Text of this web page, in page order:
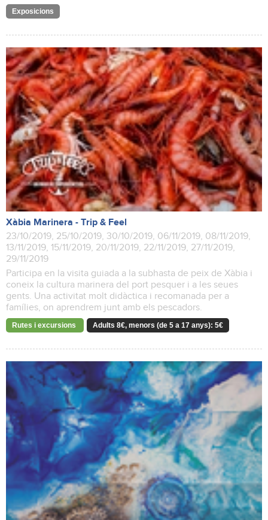
Exposicions
Xàbia Marinera - Trip & Feel
23/10/2019, 25/10/2019, 30/10/2019, 06/11/2019, 08/11/2019,
13/11/2019, 15/11/2019, 20/11/2019, 22/11/2019, 27/11/2019,
29/11/2019
Participa en la visita guiada a la subhasta de peix de Xàbia i
coneix la cultura marinera del port pesquer i a les seues
gents. Una activitat molt didàctica i recomanada per a
famílies, on aprendrem junt amb els pescadors.
Rutes i excursions Adults 8€, menors (de 5 a 17 anys): 5€